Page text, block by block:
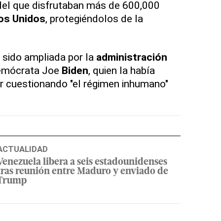
que disfrutaban más de 600,000
Unidos, protegiéndolos de la
ampliada por la administración
Joe Biden, quien la había
"el régimen inhumano"
libera a seis estadounidenses
reunión entre Maduro y enviado de